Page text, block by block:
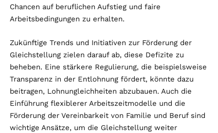
Chancen auf beruflichen Aufstieg und faire
Arbeitsbedingungen zu erhalten.
Zukünftige Trends und Initiativen zur Förderung der
Gleichstellung zielen darauf ab, diese Defizite zu
beheben. Eine stärkere Regulierung, die beispielsweise
Transparenz in der Entlohnung fördert, könnte dazu
beitragen, Lohnungleichheiten abzubauen. Auch die
Einführung flexiblerer Arbeitszeitmodelle und die
Förderung der Vereinbarkeit von Familie und Beruf sind
wichtige Ansätze, um die Gleichstellung weiter